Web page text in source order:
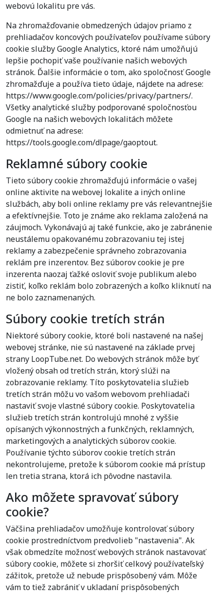
webovú lokalitu pre vás.
Na zhromažďovanie obmedzených údajov priamo z
prehliadačov koncových používateľov používame súbory
cookie služby Google Analytics, ktoré nám umožňujú
lepšie pochopiť vaše používanie našich webových
stránok. Ďalšie informácie o tom, ako spoločnosť Google
zhromažďuje a používa tieto údaje, nájdete na adrese:
https://www.google.com/policies/privacy/partners/.
Všetky analytické služby podporované spoločnosťou
Google na našich webových lokalitách môžete
odmietnuť na adrese:
https://tools.google.com/dlpage/gaoptout.
Reklamné súbory cookie
Tieto súbory cookie zhromažďujú informácie o vašej
online aktivite na webovej lokalite a iných online
službách, aby boli online reklamy pre vás relevantnejšie
a efektívnejšie. Toto je známe ako reklama založená na
záujmoch. Vykonávajú aj také funkcie, ako je zabránenie
neustálemu opakovanému zobrazovaniu tej istej
reklamy a zabezpečenie správneho zobrazovania
reklám pre inzerentov. Bez súborov cookie je pre
inzerenta naozaj ťažké osloviť svoje publikum alebo
zistiť, koľko reklám bolo zobrazených a koľko kliknutí na
ne bolo zaznamenaných.
Súbory cookie tretích strán
Niektoré súbory cookie, ktoré boli nastavené na našej
webovej stránke, nie sú nastavené na základe prvej
strany LoopTube.net. Do webových stránok môže byť
vložený obsah od tretích strán, ktorý slúži na
zobrazovanie reklamy. Títo poskytovatelia služieb
tretích strán môžu vo vašom webovom prehliadači
nastaviť svoje vlastné súbory cookie. Poskytovatelia
služieb tretích strán kontrolujú mnohé z vyššie
opísaných výkonnostných a funkčných, reklamných,
marketingových a analytických súborov cookie.
Používanie týchto súborov cookie tretích strán
nekontrolujeme, pretože k súborom cookie má prístup
len tretia strana, ktorá ich pôvodne nastavila.
Ako môžete spravovať súbory
cookie?
Väčšina prehliadačov umožňuje kontrolovať súbory
cookie prostredníctvom predvolieb "nastavenia". Ak
však obmedzíte možnosť webových stránok nastavovať
súbory cookie, môžete si zhoršiť celkový používateľský
zážitok, pretože už nebude prispôsobený vám. Môže
vám to tiež zabrániť v ukladaní prispôsobených